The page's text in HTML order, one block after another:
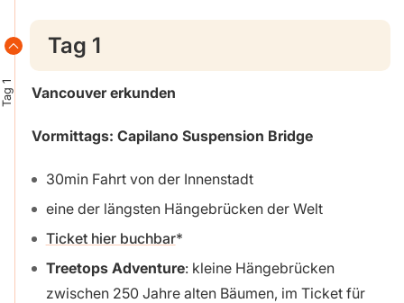
Tag 1
Tag 1
Vancouver erkunden
Vormittags: Capilano Suspension Bridge
30min Fahrt von der Innenstadt
eine der längsten Hängebrücken der Welt
Ticket hier buchbar
Treetops Adventure: kleine Hängebrücken
zwischen 250 Jahre alten Bäumen, im Ticket für